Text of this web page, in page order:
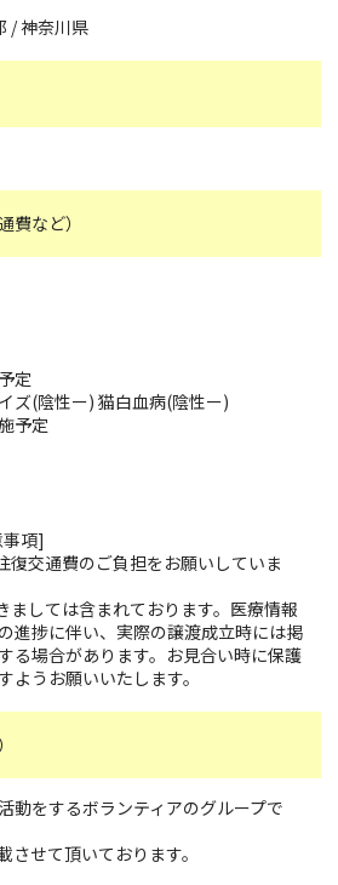
/ 神奈川県
費など）
定
ズ(陰性ー) 猫白血病(陰性ー)
予定
項]
復交通費のご負担をお願いしていま
ましては含まれております。医療情報
進捗に伴い、実際の譲渡成立時には掲
る場合があります。お見合い時に保護
ようお願いいたします。
動をするボランティアのグループで
させて頂いております。